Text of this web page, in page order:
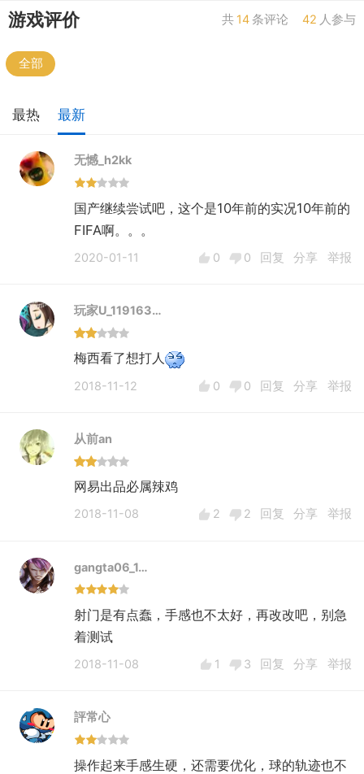
游戏评价 共 14条评论 42 人参与
全部
最热 最新
无憾_h2kk
国产继续尝试吧，这个是10年前的实况10年前的
FIFA啊。。。
2020-01-11 0 0 回复 分享 举报
玩家U_119163…
梅西看了想打人
2018-11-12 0 0 回复 分享 举报
从前an
网易出品必属辣鸡
2018-11-08 2 2 回复 分享 举报
gangta06_1…
射门是有点蠢，手感也不太好，再改改吧，别急
着测试
2018-11-08 1 3 回复 分享 举报
評常心
操作起来手感生硬，还需要优化，球的轨迹也不